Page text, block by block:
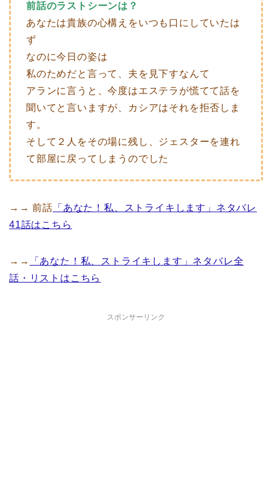
前話のラストシーンは？
あなたは貴族の心構えをいつも口にしていたは
ず
なのに今日の姿は
私のためだと言って、夫を見下すなんて
アランに言うと、今度はエステラが慌てて話を
聞いてと言いますが、カシアはそれを拒否しま
す。
そして２人をその場に残し、ジェスターを連れ
て部屋に戻ってしまうのでした
→→ 前話 「あなた！私、ストライキします」ネタバレ
41話はこちら
→→
「あなた！私、ストライキします」ネタバレ全
話・リストはこちら
スポンサーリンク